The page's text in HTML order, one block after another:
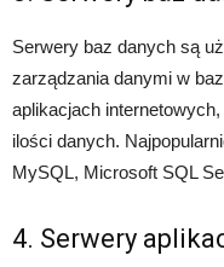
Serwery baz danych są
zarządzania danymi w
aplikacjach
ilości danych.
MySQL, Microsoft SQL
4. Serwery